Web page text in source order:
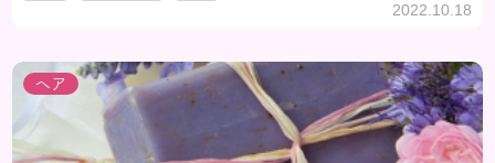
2022.10.18
ヘア